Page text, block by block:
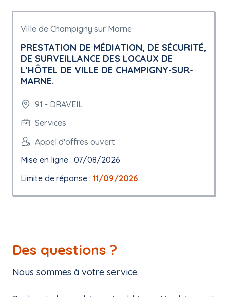
Ville de Champigny sur Marne
PRESTATION DE MÉDIATION, DE SÉCURITÉ,
DE SURVEILLANCE DES LOCAUX DE
L'HÔTEL DE VILLE DE CHAMPIGNY-SUR-
MARNE.
91 - DRAVEIL
Services
Appel d'offres ouvert
Mise en ligne : 07/08/2026
Limite de réponse : 11/09/2026
Des questions ?
Nous sommes à votre service.